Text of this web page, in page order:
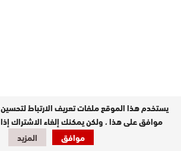
يستخدم هذا الموقع ملفات تعريف الارتباط
موافق على هذا ، ولكن يمكنك إلغاء الاشتراك
موافق
المزيد